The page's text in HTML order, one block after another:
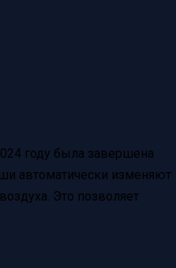
году была завершена
автоматически изменяют
Это позволяет